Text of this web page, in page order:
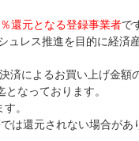
還元となる登録事業者で
レス推進を目的に経済
によるお買い上げ金額
なっております。
。
は還元されない場合があ